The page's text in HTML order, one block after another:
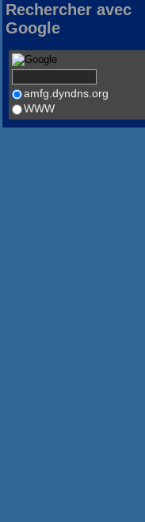
Rechercher avec
Google
amfg.dyndns.org
WWW